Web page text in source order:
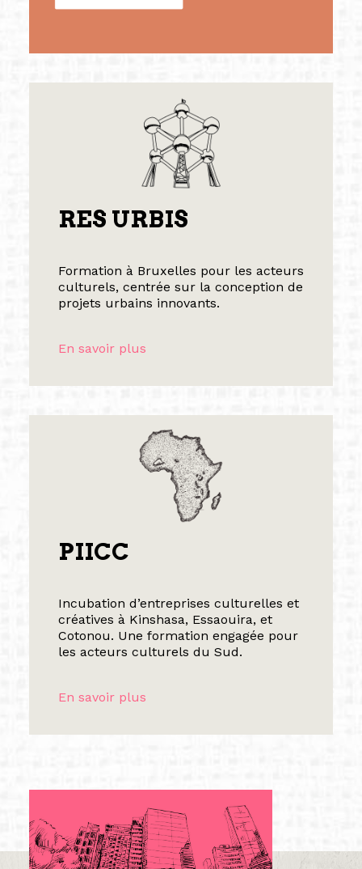
RES URBIS
Formation à Bruxelles pour les acteurs
culturels, centrée sur la conception de
projets urbains innovants.
En savoir plus
PIICC
Incubation d’entreprises culturelles et
créatives à Kinshasa, Essaouira, et
Cotonou. Une formation engagée pour
les acteurs culturels du Sud.
En savoir plus